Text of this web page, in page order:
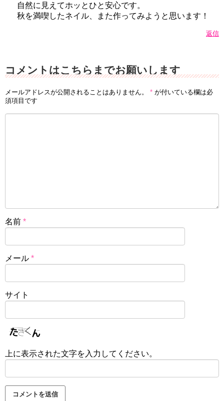
自然に見えてホッとひと安心です。
秋を満喫したネイル、また作ってみようと思います！
返信
コメントはこちらまでお願いします
メールアドレスが公開されることはありません。 * が付いている欄は必
須項目です
名前 *
メール *
サイト
上に表示された文字を入力してください。